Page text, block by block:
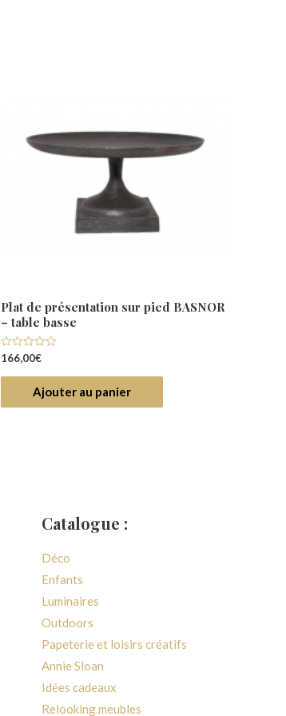
Plat de présentation sur pied BASNOR
– table basse
Note
sur
166,00€
Ajouter au panier
Catalogue :
Déco
Enfants
Luminaires
Outdoors
Papeterie et loisirs créatifs
Annie Sloan
Idées cadeaux
Relooking meubles